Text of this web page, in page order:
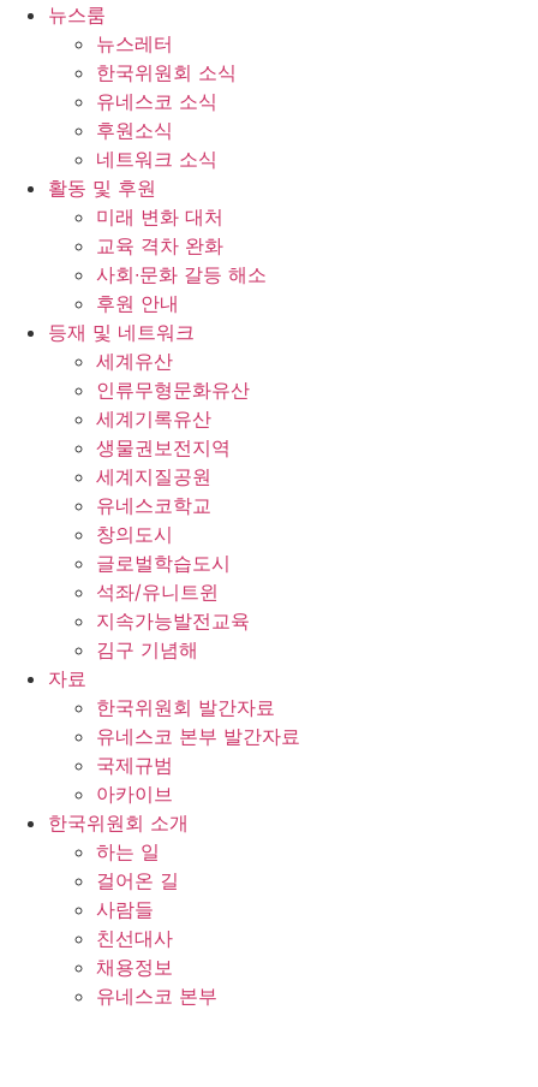
뉴스룸
뉴스레터
한국위원회 소식
유네스코 소식
후원소식
네트워크 소식
활동 및 후원
미래 변화 대처
교육 격차 완화
사회∙문화 갈등 해소
후원 안내
등재 및 네트워크
세계유산
인류무형문화유산
세계기록유산
생물권보전지역
세계지질공원
유네스코학교
창의도시
글로벌학습도시
석좌/유니트윈
지속가능발전교육
김구 기념해
자료
한국위원회 발간자료
유네스코 본부 발간자료
국제규범
아카이브
한국위원회 소개
하는 일
걸어온 길
사람들
친선대사
채용정보
유네스코 본부